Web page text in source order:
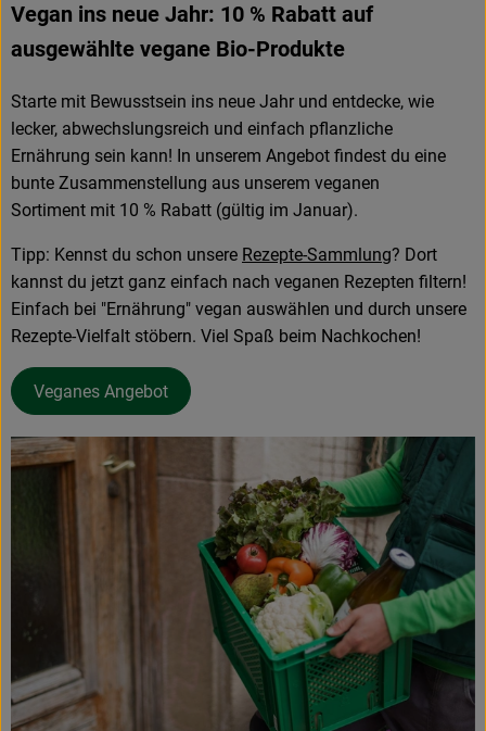
Geschäftskunden
Vegan ins neue Jahr: 10 % Rabatt auf
ausgewählte vegane Bio-Produkte
Starte mit Bewusstsein ins neue Jahr und entdecke, wie
lecker, abwechslungsreich und einfach pflanzliche
Ernährung sein kann! In unserem Angebot findest du eine
bunte Zusammenstellung aus unserem veganen
Sortiment mit 10 % Rabatt (gültig im Januar).
Tipp: Kennst du schon unsere Rezepte-Sammlung? Dort
kannst du jetzt ganz einfach nach veganen Rezepten filtern!
Einfach bei "Ernährung" vegan auswählen und durch unsere
Rezepte-Vielfalt stöbern. Viel Spaß beim Nachkochen!
Veganes Angebot